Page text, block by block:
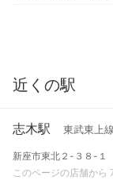
近くの駅
志木駅 東武東上線
新座市東北２-３８-１
このページの店舗から